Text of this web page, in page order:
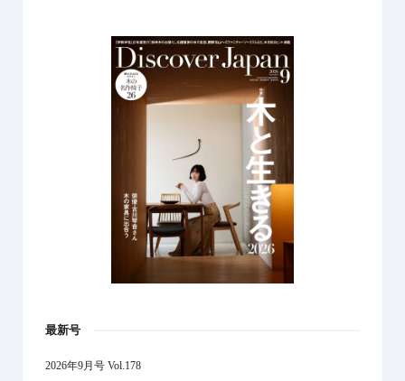
最新号
2026年9月号 Vol.178